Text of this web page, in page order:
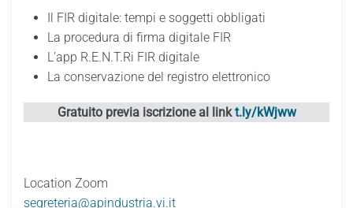
Il FIR digitale: tempi e soggetti obbligati
La procedura di firma digitale FIR
L’app R.E.N.T.Ri FIR digitale
La conservazione del registro elettronico
Gratuito previa iscrizione al linkt.ly/kWjww
Location Zoom
segreteria@apindustria.vi.it